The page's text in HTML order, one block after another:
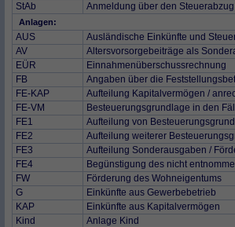
StAb
Anmeldung über den
Anlagen:
AUS
Ausländische Einkünfte und
AV
Altersvorsorgebeiträge als
EÜR
Einnahmenüberschussrechnung
FB
Angaben über die
FE-KAP
Aufteilung Kapitalvermögen /
FE-VM
Besteuerungsgrundlage in den
FE1
Aufteilung von
FE2
Aufteilung weiterer
FE3
Aufteilung Sonderausgaben /
FE4
Begünstigung des nicht
FW
Förderung des Wohneigentums
G
Einkünfte aus Gewerbebetrieb
KAP
Einkünfte aus Kapitalvermögen
Kind
Anlage Kind